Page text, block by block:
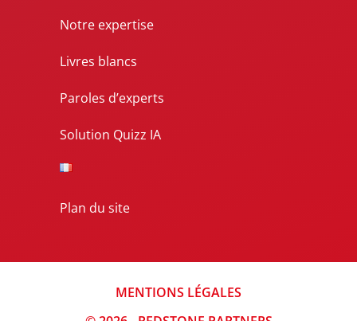
Notre expertise
Livres blancs
Paroles d’experts
Solution Quizz IA
Plan du site
MENTIONS LÉGALES